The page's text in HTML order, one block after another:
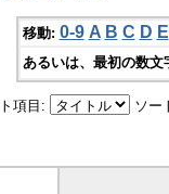
移動: 0-9 A B C D E
あるいは、最初の数
項目: ソー